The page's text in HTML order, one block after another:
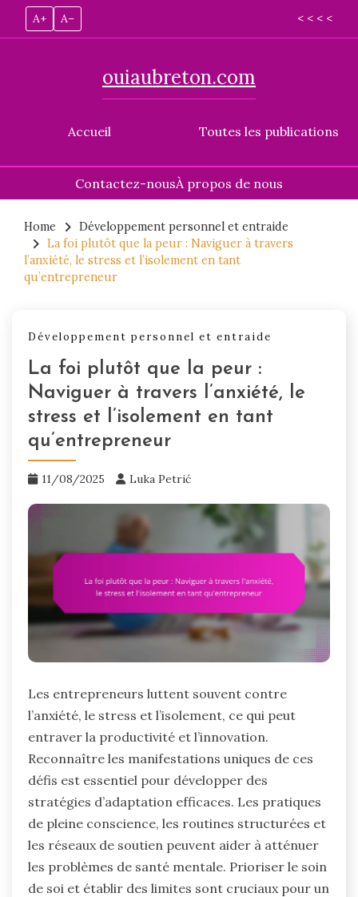
A+ A– < < < <
Accueil
ouiaubreton.com
Toutes les publications
Contactez-nousÀ propos de nous
content
Home
Développement personnel et entraide
La foi plutôt que la peur : Naviguer à travers
l’anxiété, le stress et l’isolement en tant
qu’entrepreneur
Développement personnel et entraide
La foi plutôt que la peur :
Naviguer à travers l’anxiété, le
stress et l’isolement en tant
qu’entrepreneur
11/08/2025 Luka Petrić
Les entrepreneurs luttent souvent contre
l’anxiété, le stress et l’isolement, ce qui peut
entraver la productivité et l’innovation.
Reconnaître les manifestations uniques de ces
défis est essentiel pour développer des
stratégies d’adaptation efficaces. Les pratiques
de pleine conscience, les routines structurées et
les réseaux de soutien peuvent aider à atténuer
les problèmes de santé mentale. Prioriser le soin
de soi et établir des limites sont cruciaux pour un